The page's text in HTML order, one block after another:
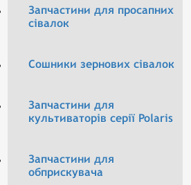
Запчастини для просапних
сівалок
Сошники зернових сівалок
Запчастини для
культиваторів серії Polaris
Запчастини для
обприскувача